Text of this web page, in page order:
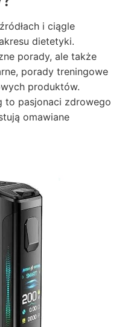
i ciągle
dietetyki.
porady, ale także
porady treningowe
produktów.
to pasjonaci zdrowego
omawiane